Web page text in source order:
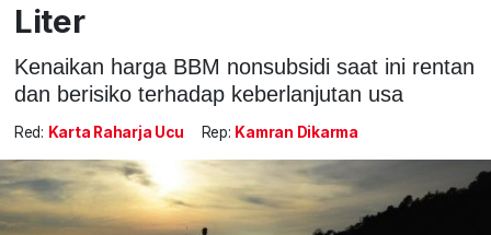
Liter
Kenaikan harga BBM nonsubsidi saat ini rentan
dan berisiko terhadap keberlanjutan usa
Red: Karta Raharja Ucu Rep: Kamran Dikarma